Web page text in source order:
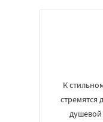
К
стремятся